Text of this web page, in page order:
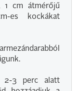
1 cm átmérőjű
es kockákat
2-3 perc alatt